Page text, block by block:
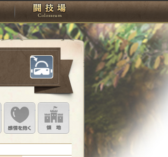
ショップ 闘技場
手紙を書く このキャラクターに感情を抱く